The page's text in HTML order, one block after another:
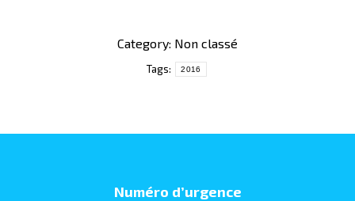
Category: Non classé
Tags: 2016
Numéro d’urgence